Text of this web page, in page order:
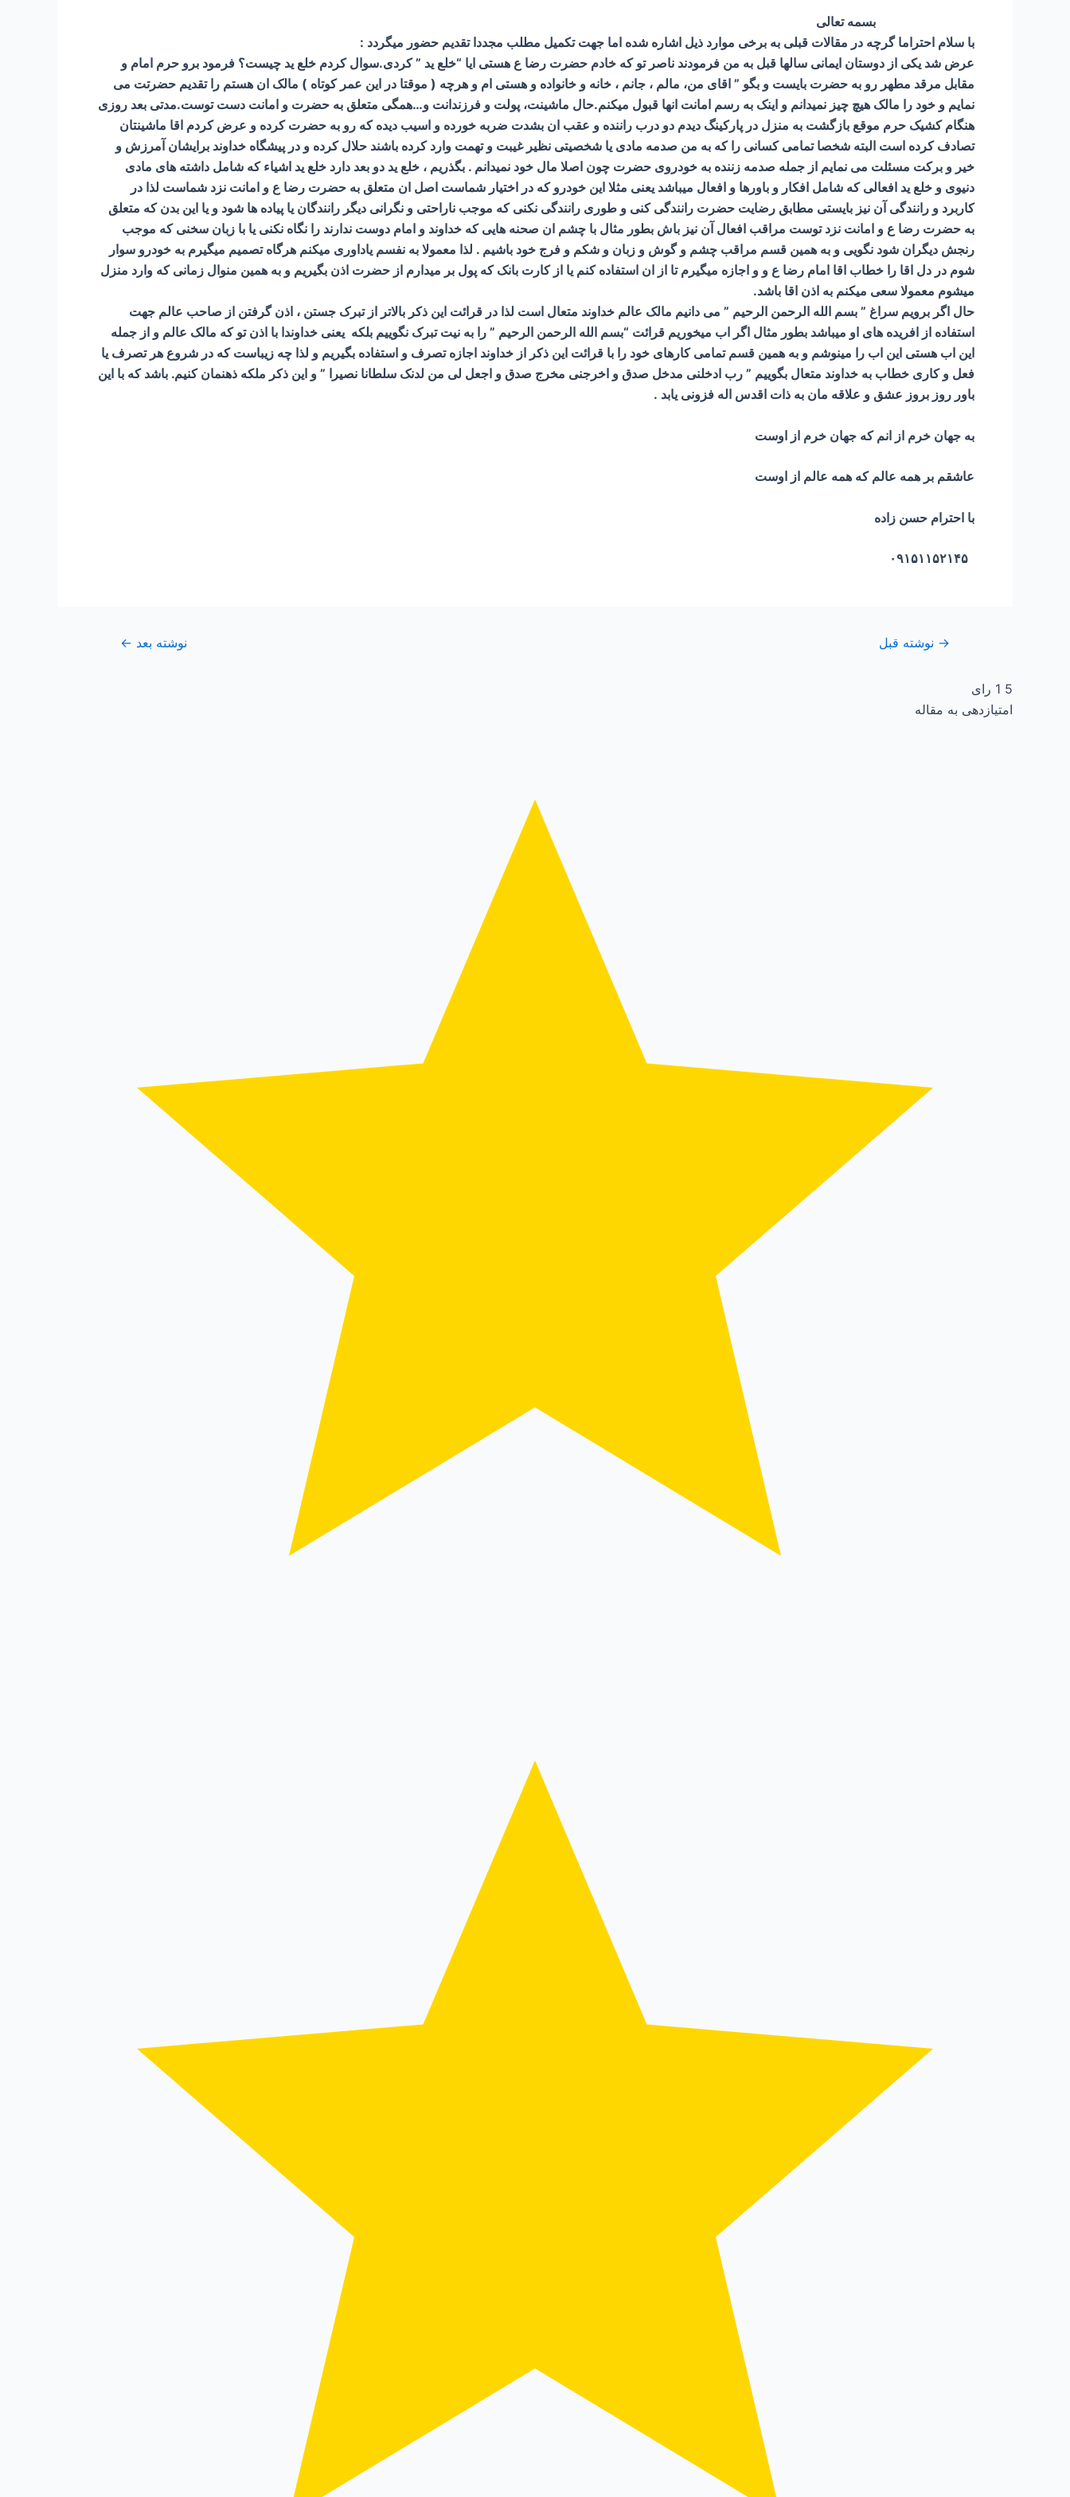
بسمه تعالی
با سلام احتراما گرچه در مقالات قبلی به برخی موارد ذیل اشاره شده اما جهت تکمیل مطلب مجددا تقدیم حضور میگردد :
عرض شد یکی از دوستان ایمانی سالها قبل به من فرمودند ناصر تو که خادم حضرت رضا ع هستی ایا “خلع ید ” کردی.سوال کردم خلع ید چیست؟ فرمود برو حرم امام و
مقابل مرقد مطهر رو به حضرت بایست و بگو ” اقای من، مالم ، جانم ، خانه و خانواده و هستی ام و هرچه ( موقتا در این عمر کوتاه ) مالک ان هستم را تقدیم حضرتت می
نمایم و خود را مالک هیچ چیز نمیدانم و اینک به رسم امانت انها قبول میکنم.حال ماشینت، پولت و فرزندانت و…همگی متعلق به حضرت و امانت دست توست.مدتی بعد روزی
هنگام کشیک حرم موقع بازگشت به منزل در پارکینگ دیدم دو درب راننده و عقب ان بشدت ضربه خورده و اسیب دیده که رو به حضرت کرده و عرض کردم اقا ماشینتان
تصادف کرده است البته شخصا تمامی کسانی را که به من صدمه مادی یا شخصیتی نظیر غیبت و تهمت وارد کرده باشند حلال کرده و در پیشگاه خداوند برایشان آمرزش و
خیر و برکت مسئلت می نمایم از جمله صدمه زننده به خودروی حضرت چون اصلا مال خود نمیدانم . بگذریم ، خلع ید دو بعد دارد خلع ید اشیاء که شامل داشته های مادی
دنیوی و خلع ید افعالی که شامل افکار و باورها و افعال میباشد یعنی مثلا این خودرو که در اختیار شماست اصل ان متعلق به حضرت رضا ع و امانت نزد شماست لذا در
کاربرد و رانندگی آن نیز بایستی مطابق رضایت حضرت رانندگی کنی و طوری رانندگی نکنی که موجب ناراحتی و نگرانی دیگر رانندگان یا پیاده ها شود و یا این بدن که متعلق
به حضرت رضا ع و امانت نزد توست مراقب افعال آن نیز باش بطور مثال با چشم ان صحنه هایی که خداوند و امام دوست ندارند را نگاه نکنی یا با زبان سخنی که موجب
رنجش دیگران شود نگویی و به همین قسم مراقب چشم و گوش و زبان و شکم و فرج خود باشیم . لذا معمولا به نفسم یاداوری میکنم هرگاه تصمیم میگیرم به خودرو سوار
شوم در دل اقا را خطاب اقا امام رضا ع و و اجازه میگیرم تا از ان استفاده کنم یا از کارت بانک که پول بر میدارم از حضرت اذن بگیریم و به همین منوال زمانی که وارد منزل
میشوم معمولا سعی میکنم به اذن اقا باشد.
حال اگر برویم سراغ ” بسم الله الرحمن الرحیم ” می دانیم مالک عالم خداوند متعال است لذا در قرائت این ذکر بالاتر از تبرک جستن ، اذن گرفتن از صاحب عالم جهت
استفاده از افریده های او میباشد بطور مثال اگر اب میخوریم قرائت “بسم الله الرحمن الرحیم ” را به نیت تبرک نگوییم بلکه یعنی خداوندا با اذن تو که مالک عالم و از جمله
این اب هستی این اب را مینوشم و به همین قسم تمامی کارهای خود را با قرائت این ذکر از خداوند اجازه تصرف و استفاده بگیریم و لذا چه زیباست که در شروع هر تصرف یا
فعل و کاری خطاب به خداوند متعال بگوییم ” رب ادخلنی مدخل صدق و اخرجنی مخرج صدق و اجعل لی من لدنک سلطانا نصیرا ” و این ذکر ملکه ذهنمان کنیم. باشد که با این
باور روز بروز عشق و علاقه مان به ذات اقدس اله فزونی یابد .
به جهان خرم از انم که جهان خرم از اوست
عاشقم بر همه عالم که همه عالم از اوست
با احترام حسن زاده
→ نوشته قبل نوشته بعد ←
5
1 رای
امتیازدهی به مقاله